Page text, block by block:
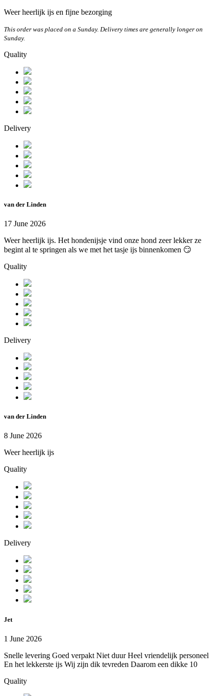
Weer heerlijk ijs en fijne bezorging
This order was placed on a Sunday. Delivery times are generally longer on
Sunday.
Quality
Delivery
van der Linden
17 June 2026
Weer heerlijk ijs. Het hondenijsje vind onze hond zeer lekker ze
begint al te springen als we met het tasje ijs binnenkomen 😏
Quality
Delivery
van der Linden
8 June 2026
Weer heerlijk ijs
Quality
Delivery
Jet
1 June 2026
Snelle levering Goed verpakt Niet duur Heel vriendelijk personeel
En het lekkerste ijs Wij zijn dik tevreden Daarom een dikke 10
Quality